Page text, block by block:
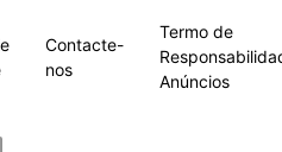
Contacte-
nos
Termo de
Anúncios